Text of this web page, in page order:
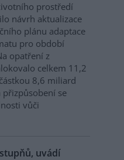
prostředí
návrh aktualizace
plánu adaptace
pro období
opatření z
celkem 11,2
8,6 miliard
se
vůči
uvádí